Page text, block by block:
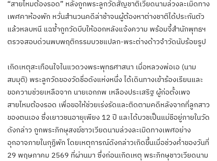
“สายไหมต้องรอด” หลังถูกพระลูกวัดสัญชาติเวียดนามล่วงละเมิดทาง
เพศคาห้องพัก หวั่นสำนวนคดีล่าช้าจนผู้ต้องหาต่างชาติได้ประกันตัว
แล้วหลบหนี แฉซ้ำถูกวัดบีบให้ออกหลังแจ้งความ พร้อมจี้สำนักพุทธฯ
ตรวจสอบด่วนพบพฤติกรรมบวชแปลก-พระต่างด้าวจำวัดนับร้อยรูป
เกิดเหตุสะเทือนใจในแวดวงพระพุทธศาสนา เมื่อหลวงพ่อเอ (นาม
สมมุติ) พระลูกวัดของวัดชื่อดังแห่งหนึ่ง ได้เดินทางเข้าร้องเรียนและ
ขอความช่วยเหลือจาก นายเอกภพ เหลืองประเสริฐ ผู้ก่อตั้งเพจ
สายไหมต้องรอด เพื่อขอให้ช่วยเร่งรัดและติดตามคดีหลังจากที่ลูกสาว
ของตนเอง ซึ่งเยาวชนอายุเพียง 12 ปี และได้บวชเป็นแม่ชีอยู่ภายในวัด
ดังกล่าว ถูกพระภิกษุสงฆ์ชาวเวียดนามล่วงละเมิดทางเพศอย่าง
อุกอาจภายในกุฏิพัก โดยเหตุการณ์ดังกล่าวเกิดขึ้นเมื่อช่วงค่ำของวันที่
29 พฤษภาคม 2569 ที่ผ่านมา ซึ่งก่อนเกิดเหตุ พระภิกษุชาวเวียดนาม